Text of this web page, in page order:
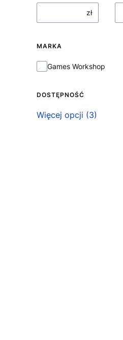
zł
MARKA
Marka
Games Workshop
DOSTĘPNOŚĆ
Dostępność
Więcej opcji (3)